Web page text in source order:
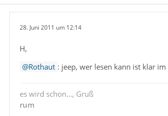
28. Juni 2011 um 12:14
H,
Rothaut : jeep, wer lesen kann ist klar im
es wird schon..., Gruß
rum